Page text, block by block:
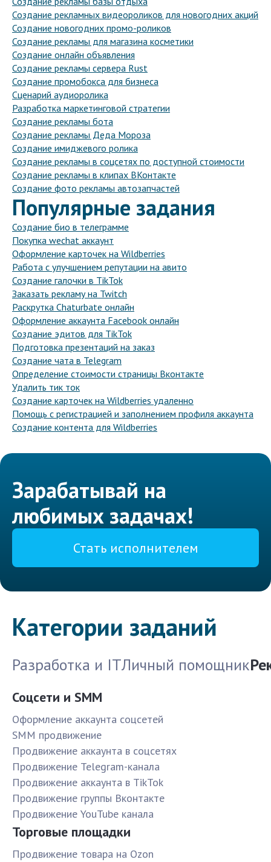
Создание рекламных видеороликов для новогодних акций
Создание новогодних промо-роликов
Создание рекламы для магазина косметики
Создание онлайн объявления
Создание рекламы сервера Rust
Создание промобокса для бизнеса
Сценарий аудиоролика
Разработка маркетинговой стратегии
Создание рекламы бота
Создание рекламы Деда Мороза
Создание имиджевого ролика
Создание рекламы в соцсетях по доступной стоимости
Создание рекламы в клипах ВКонтакте
Создание фото рекламы автозапчастей
Популярные задания
Создание био в телеграмме
Покупка wechat аккаунт
Оформление карточек на Wildberries
Работа с улучшением репутации на авито
Создание галочки в TikTok
Заказать рекламу на Twitch
Раскрутка Chaturbate онлайн
Оформление аккаунта Facebook онлайн
Создание эдитов для TikTok
Подготовка презентаций на заказ
Создание чата в Telegram
Определение стоимости страницы Вконтакте
Удалить тик ток
Создание карточек на Wildberries удаленно
Помощь с регистрацией и заполнением профиля аккаунта
Создание контента для Wildberries
Зарабатывай на
любимых задачах!
Стать исполнителем
Категории заданий
Разработка и ITЛичный помощник
Соцсети и SMM
Оформление аккаунта соцсетей
SMM продвижение
Продвижение аккаунта в соцсетях
Продвижение Telegram-канала
Продвижение аккаунта в TikTok
Продвижение группы Вконтакте
Продвижение YouTube канала
Торговые площадки
Продвижение товара на Ozon